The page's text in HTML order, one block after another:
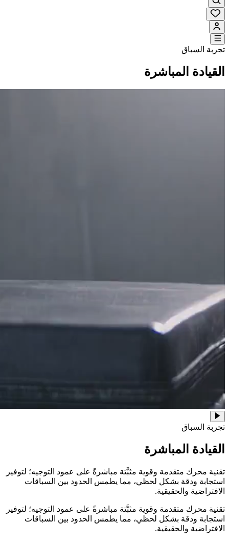
تجربة السباق
القيادة المباشرة
تجربة السباق
القيادة المباشرة
تقنية محرك متقدمة وقوية مثبَّتة مباشرةً على عمود التوجيه؛ لتوفير
استجابة ودقة بشكل لحظي، مما يطمس الحدود بين السباقات
الافتراضية والحقيقية.
تقنية محرك متقدمة وقوية مثبَّتة مباشرةً على عمود التوجيه؛ لتوفير
استجابة ودقة بشكل لحظي، مما يطمس الحدود بين السباقات
الافتراضية والحقيقية.